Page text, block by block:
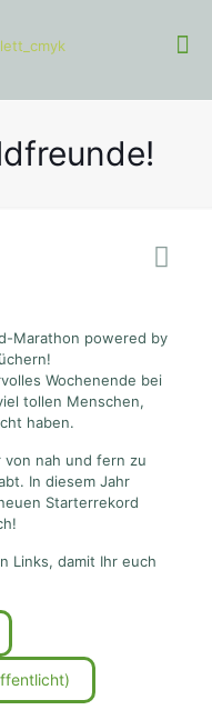
Marathon powered by
Wochenende bei
tollen Menschen,
haben.
nah und fern zu
In diesem Jahr
Starterrekord
Links, damit Ihr euch